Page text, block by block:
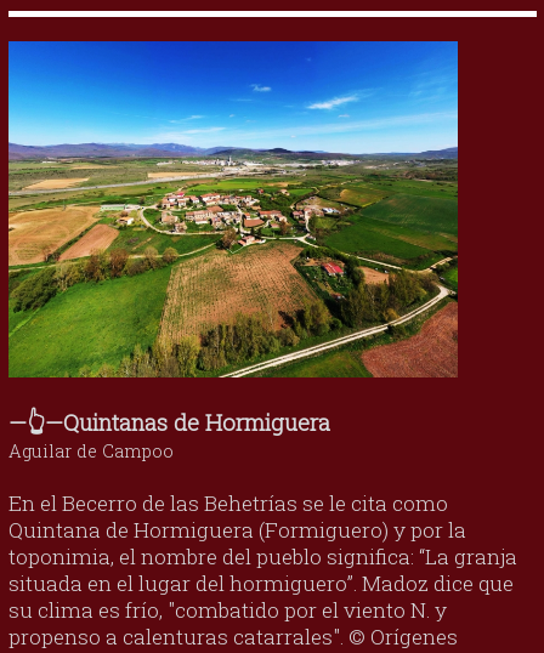
—👆—Quintanas de Hormiguera
Aguilar de Campoo
En el Becerro de las Behetrías se le cita como
Quintana de Hormiguera (Formiguero) y por la
toponimia, el nombre del pueblo significa: “La granja
situada en el lugar del hormiguero”. Madoz dice que
su clima es frío, "combatido por el viento N. y
propenso a calenturas catarrales". © Orígenes